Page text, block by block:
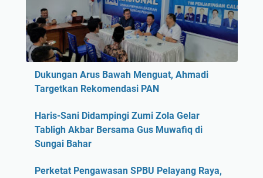
Dukungan Arus Bawah Menguat, Ahmadi
Targetkan Rekomendasi PAN
Haris-Sani Didampingi Zumi Zola Gelar
Tabligh Akbar Bersama Gus Muwafiq di
Sungai Bahar
Perketat Pengawasan SPBU Pelayang Raya,